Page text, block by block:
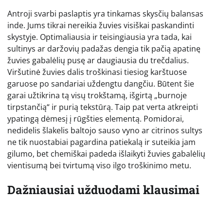
Antroji svarbi paslaptis yra tinkamas skysčių balansas
inde. Jums tikrai nereikia žuvies visiškai paskandinti
skystyje. Optimaliausia ir teisingiausia yra tada, kai
sultinys ar daržovių padažas dengia tik pačią apatinę
žuvies gabalėlių pusę ar daugiausia du trečdalius.
Viršutinė žuvies dalis troškinasi tiesiog karštuose
garuose po sandariai uždengtu dangčiu. Būtent šie
garai užtikrina tą visų trokštamą, išgirtą „burnoje
tirpstančią“ ir purią tekstūrą. Taip pat verta atkreipti
ypatingą dėmesį į rūgšties elementą. Pomidorai,
nedidelis šlakelis baltojo sauso vyno ar citrinos sultys
ne tik nuostabiai pagardina patiekalą ir suteikia jam
gilumo, bet chemiškai padeda išlaikyti žuvies gabalėlių
vientisumą bei tvirtumą viso ilgo troškinimo metu.
Dažniausiai užduodami klausimai